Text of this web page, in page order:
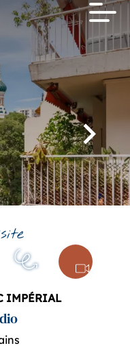
IMPÉRIAL